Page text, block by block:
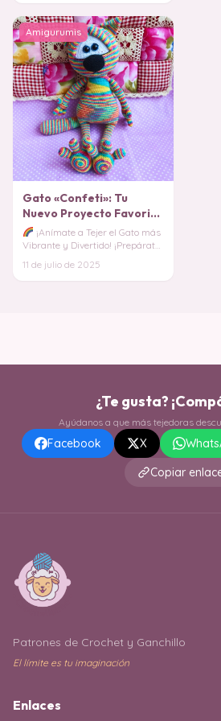
Amigurumis
Gato «Confeti»: Tu
Nuevo Proyecto Favorito
Amigurumi PDF
¡Anímate a Tejer el Gato más
Vibrante y Divertido! ¡Prepárate
gat
11 de julio de 2025
¿Te gusta?
Ayúdanos a que más tejedoras
Facebook X
Copiar
Patrones de Crochet y Ganchillo
El límite es tu imaginación
Enlaces